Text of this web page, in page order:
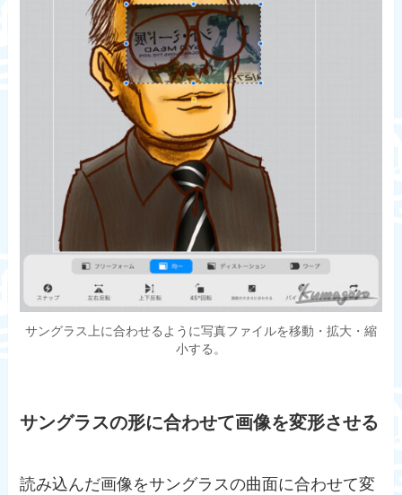
サングラス上に合わせるように写真ファイルを移動・拡大・縮
小する。
サングラスの形に合わせて画像を変形させる
読み込んだ画像をサングラスの曲面に合わせて変